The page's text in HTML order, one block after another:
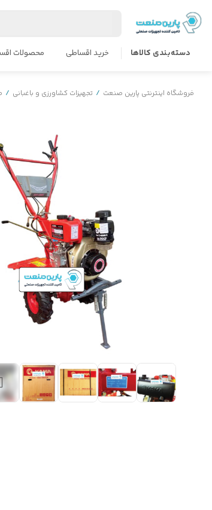
دسته‌بندی کالاها خرید اقساطی محصولات
فروشگاه اینترنتی پارین صنعت / تجهیزات کشاورزی و باغبانی /